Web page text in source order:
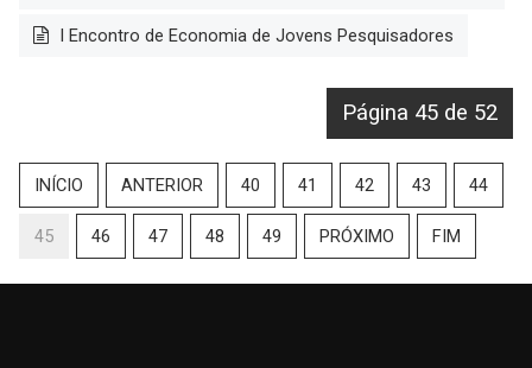
I Encontro de Economia de Jovens Pesquisadores
Página 45 de 52
INÍCIO ANTERIOR 40 41 42 43 44
45 46 47 48 49 PRÓXIMO FIM